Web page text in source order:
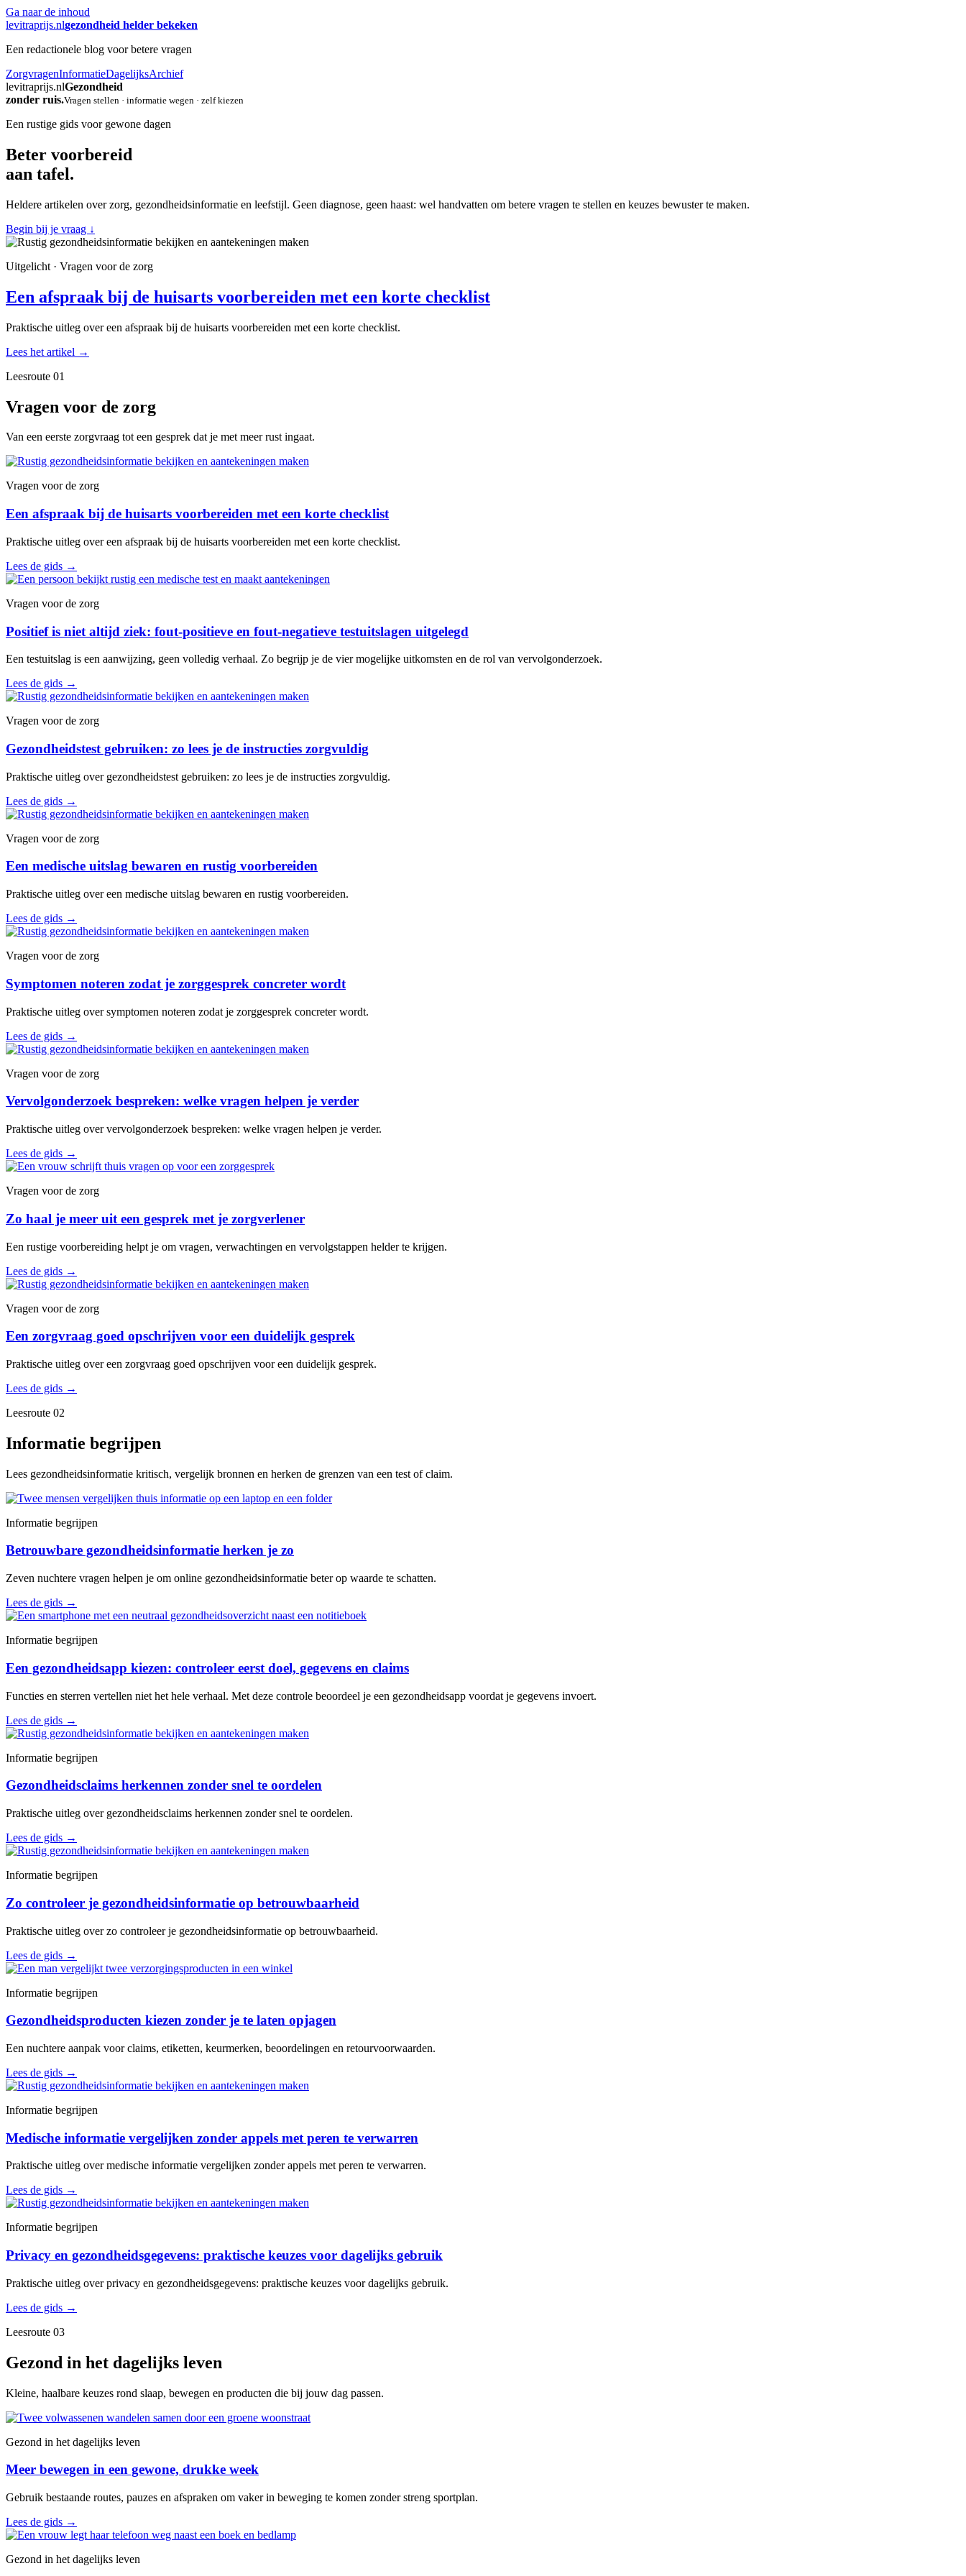
Ga naar de inhoud
levitraprijs.nlgezondheid helder bekeken
Een redactionele blog voor betere vragen
ZorgvragenInformatieDagelijksArchief
levitraprijs.nlGezondheid
zonder ruis.Vragen stellen · informatie wegen · zelf kiezen
Een rustige gids voor gewone dagen
Beter voorbereid
aan tafel.
Heldere artikelen over zorg, gezondheidsinformatie en leefstijl. Geen diagnose, geen haast: wel handvatten om betere vragen te stellen en keuzes bewuster te maken.
Begin bij je vraag ↓
Uitgelicht · Vragen voor de zorg
Een afspraak bij de huisarts voorbereiden met een korte checklist
Praktische uitleg over een afspraak bij de huisarts voorbereiden met een korte checklist.
Lees het artikel →
Leesroute 01
Vragen voor de zorg
Van een eerste zorgvraag tot een gesprek dat je met meer rust ingaat.
Vragen voor de zorg
Een afspraak bij de huisarts voorbereiden met een korte checklist
Praktische uitleg over een afspraak bij de huisarts voorbereiden met een korte checklist.
Lees de gids →
Vragen voor de zorg
Positief is niet altijd ziek: fout-positieve en fout-negatieve testuitslagen uitgelegd
Een testuitslag is een aanwijzing, geen volledig verhaal. Zo begrijp je de vier mogelijke uitkomsten en de rol van vervolgonderzoek.
Lees de gids →
Vragen voor de zorg
Gezondheidstest gebruiken: zo lees je de instructies zorgvuldig
Praktische uitleg over gezondheidstest gebruiken: zo lees je de instructies zorgvuldig.
Lees de gids →
Vragen voor de zorg
Een medische uitslag bewaren en rustig voorbereiden
Praktische uitleg over een medische uitslag bewaren en rustig voorbereiden.
Lees de gids →
Vragen voor de zorg
Symptomen noteren zodat je zorggesprek concreter wordt
Praktische uitleg over symptomen noteren zodat je zorggesprek concreter wordt.
Lees de gids →
Vragen voor de zorg
Vervolgonderzoek bespreken: welke vragen helpen je verder
Praktische uitleg over vervolgonderzoek bespreken: welke vragen helpen je verder.
Lees de gids →
Vragen voor de zorg
Zo haal je meer uit een gesprek met je zorgverlener
Een rustige voorbereiding helpt je om vragen, verwachtingen en vervolgstappen helder te krijgen.
Lees de gids →
Vragen voor de zorg
Een zorgvraag goed opschrijven voor een duidelijk gesprek
Praktische uitleg over een zorgvraag goed opschrijven voor een duidelijk gesprek.
Lees de gids →
Leesroute 02
Informatie begrijpen
Lees gezondheidsinformatie kritisch, vergelijk bronnen en herken de grenzen van een test of claim.
Informatie begrijpen
Betrouwbare gezondheidsinformatie herken je zo
Zeven nuchtere vragen helpen je om online gezondheidsinformatie beter op waarde te schatten.
Lees de gids →
Informatie begrijpen
Een gezondheidsapp kiezen: controleer eerst doel, gegevens en claims
Functies en sterren vertellen niet het hele verhaal. Met deze controle beoordeel je een gezondheidsapp voordat je gegevens invoert.
Lees de gids →
Informatie begrijpen
Gezondheidsclaims herkennen zonder snel te oordelen
Praktische uitleg over gezondheidsclaims herkennen zonder snel te oordelen.
Lees de gids →
Informatie begrijpen
Zo controleer je gezondheidsinformatie op betrouwbaarheid
Praktische uitleg over zo controleer je gezondheidsinformatie op betrouwbaarheid.
Lees de gids →
Informatie begrijpen
Gezondheidsproducten kiezen zonder je te laten opjagen
Een nuchtere aanpak voor claims, etiketten, keurmerken, beoordelingen en retourvoorwaarden.
Lees de gids →
Informatie begrijpen
Medische informatie vergelijken zonder appels met peren te verwarren
Praktische uitleg over medische informatie vergelijken zonder appels met peren te verwarren.
Lees de gids →
Informatie begrijpen
Privacy en gezondheidsgegevens: praktische keuzes voor dagelijks gebruik
Praktische uitleg over privacy en gezondheidsgegevens: praktische keuzes voor dagelijks gebruik.
Lees de gids →
Leesroute 03
Gezond in het dagelijks leven
Kleine, haalbare keuzes rond slaap, bewegen en producten die bij jouw dag passen.
Gezond in het dagelijks leven
Meer bewegen in een gewone, drukke week
Gebruik bestaande routes, pauzes en afspraken om vaker in beweging te komen zonder streng sportplan.
Lees de gids →
Gezond in het dagelijks leven